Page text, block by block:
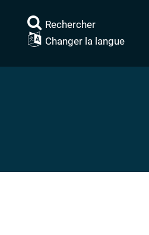
Rechercher
Changer la langue